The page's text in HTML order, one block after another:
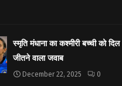
स्मृति मंधाना का कश्मीरी बच्ची को दिल
जीतने वाला जवाब
December 22, 2025 0